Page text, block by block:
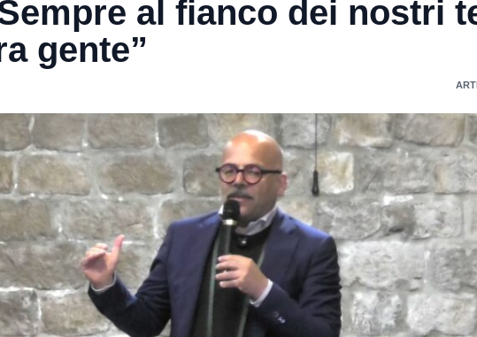
al fianco dei nostri
gente”